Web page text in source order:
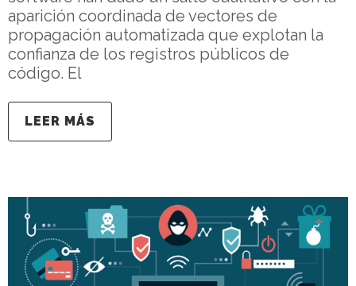
aparición coordinada de vectores de
propagación automatizada que explotan la
confianza de los registros públicos de
código. El
LEER MÁS